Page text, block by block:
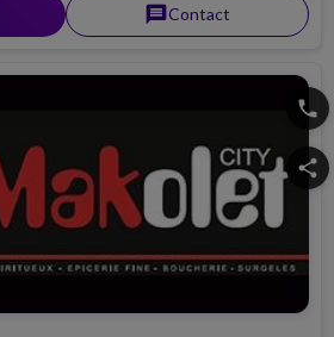
messageContact
phone
share